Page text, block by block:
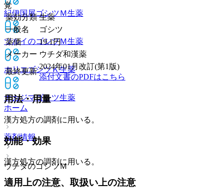
紀伊国屋ゴシツＭ生薬
ツルイのゴシツＭ生薬
ホリエゴシツＫ生薬
ナカジマゴシツ生薬
ホーム
薬剤情報
ウチダのゴシツＭ
覚
薬効分類 生薬
一般名
ゴシツ
薬価
19.1円
メーカー ウチダ和漢薬
最終更新
2024年01月改訂(第1版)
添付文書のPDFはこちら
用法・用量
漢方処方の調剤に用いる。
効能・効果
漢方処方の調剤に用いる。
適用上の注意、取扱い上の注意